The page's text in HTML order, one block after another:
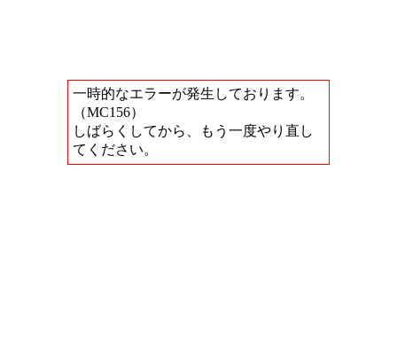
一時的なエラーが発生しております。
（MC156）
しばらくしてから、もう一度やり直し
てください。